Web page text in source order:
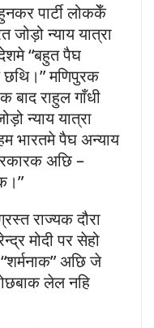
पार्टी लोककेँ
न्याय यात्रा
“बहुत पैघ
मणिपुरक
राहुल गाँधी
न्याय यात्रा
भारतमे पैघ अन्याय
अछि –
राज्यक दौरा
मोदी पर सेहो
अछि जे
लेल नहि